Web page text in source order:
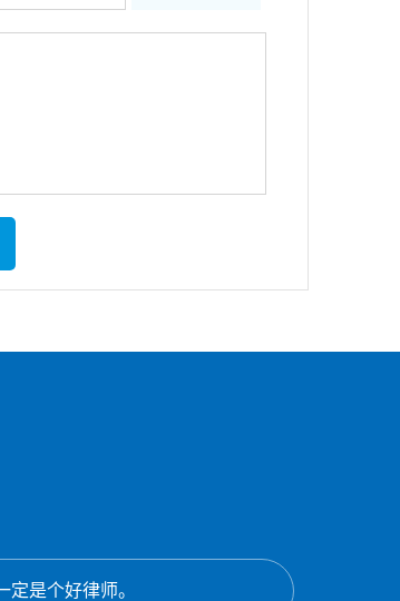
是个好律师。